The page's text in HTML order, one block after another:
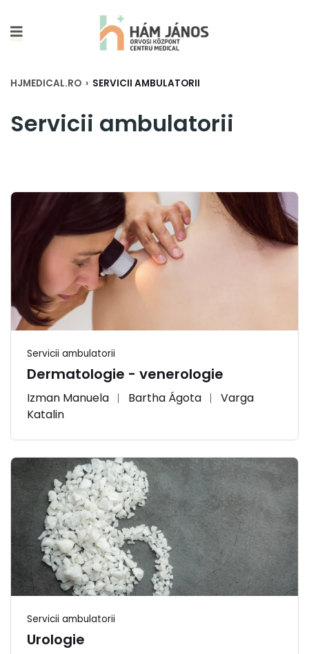
HJMEDICAL.RO › SERVICII AMBULATORII
Servicii ambulatorii
Servicii ambulatorii
Dermatologie - venerologie
Izman Manuela Bartha Ágota
Varga
Katalin
Servicii ambulatorii
Urologie